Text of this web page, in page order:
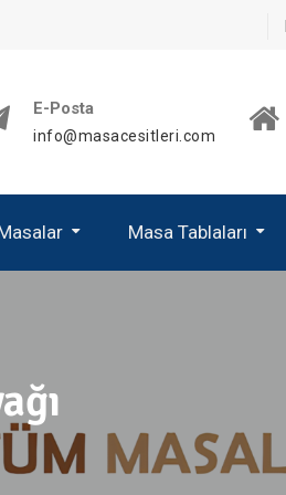
E-Posta
info@masacesitleri.com
Masa Tablaları